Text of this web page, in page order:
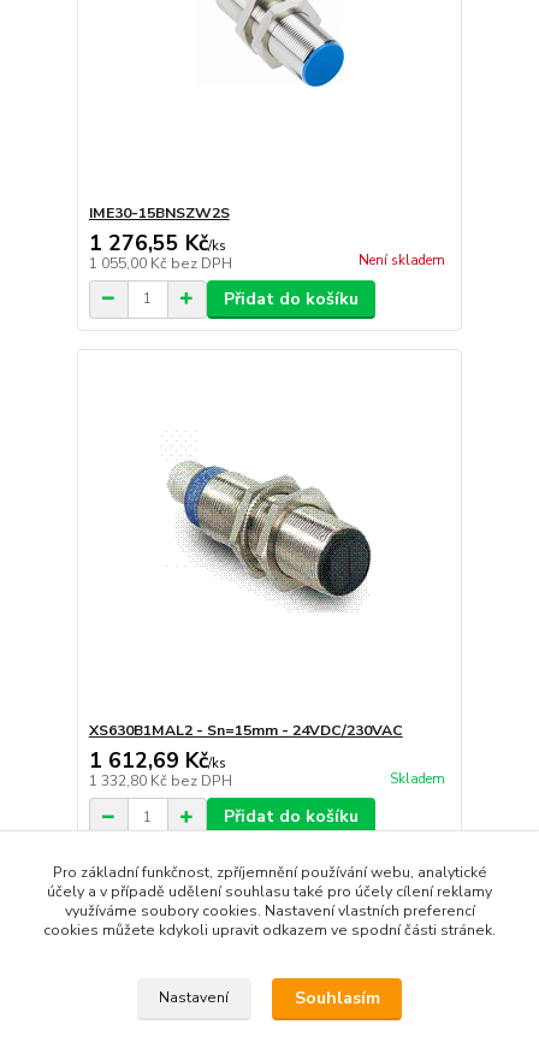
IME30-15BNSZW2S
1 276,55 Kč/ks
1 055,00 Kč bez DPH Není skladem
Přidat do košíku
XS630B1MAL2 - Sn=15mm - 24VDC/230VAC
1 612,69 Kč/ks
1 332,80 Kč bez DPH Skladem
Přidat do košíku
strana z 1
Pro základní funkčnost, zpříjemnění používání webu, analytické
účely a v případě udělení souhlasu také pro účely cílení reklamy
využíváme soubory cookies. Nastavení vlastních preferencí
cookies můžete kdykoli upravit odkazem ve spodní části stránek.
Nastavení Souhlasím